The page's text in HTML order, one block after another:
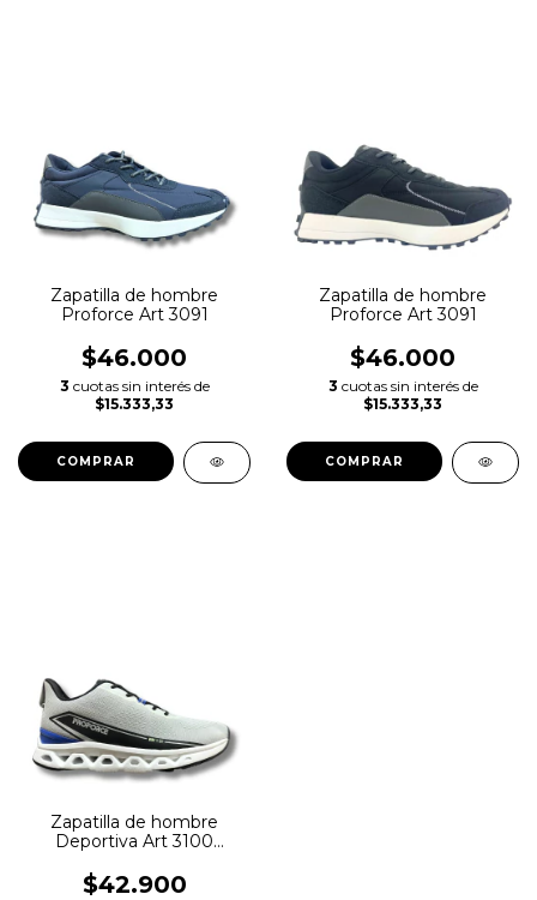
Zapatilla de hombre
Proforce Art 3091
$46.000
3 cuotas sin interés de
$15.333,33
COMPRAR
Zapatilla de hombre
Proforce Art 3091
$46.000
3 cuotas sin interés de
$15.333,33
COMPRAR
Zapatilla de hombre
Deportiva Art 3100
$42.900